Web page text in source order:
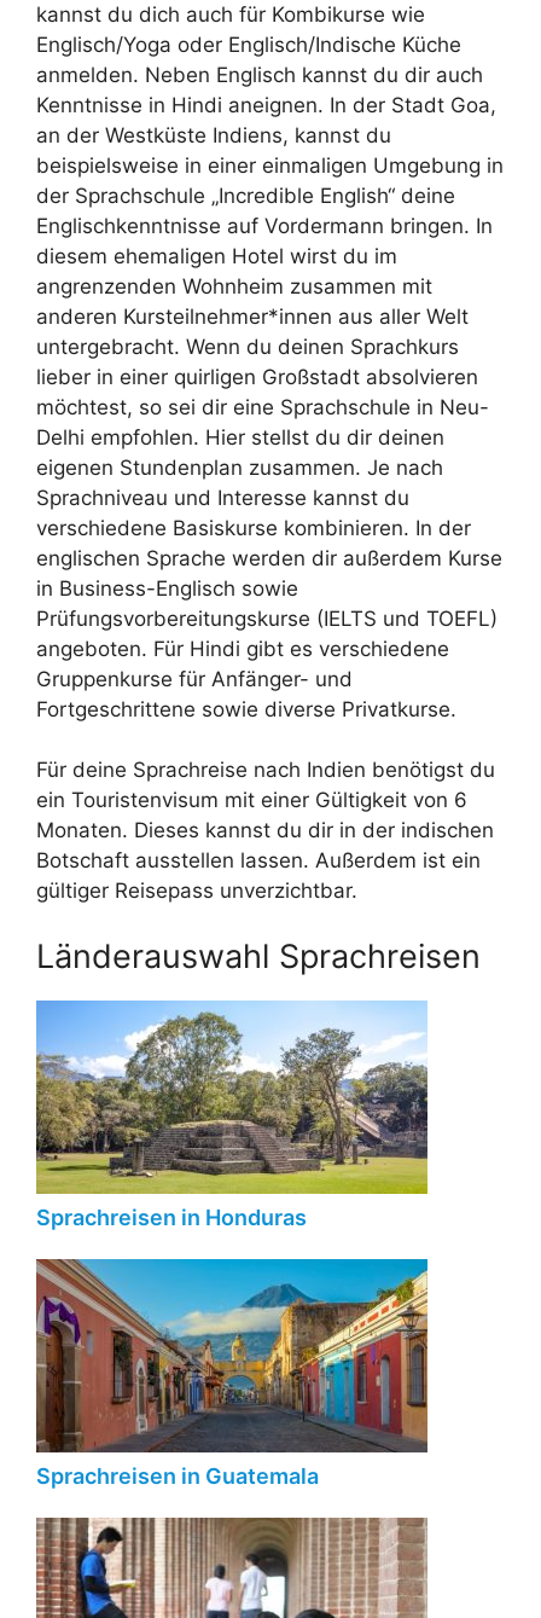
kannst du dich auch für Kombikurse wie
Englisch/Yoga oder Englisch/Indische Küche
anmelden. Neben Englisch kannst du dir auch
Kenntnisse in Hindi aneignen. In der Stadt Goa,
an der Westküste Indiens, kannst du
beispielsweise in einer einmaligen Umgebung in
der Sprachschule „Incredible English“ deine
Englischkenntnisse auf Vordermann bringen. In
diesem ehemaligen Hotel wirst du im
angrenzenden Wohnheim zusammen mit
anderen Kursteilnehmer*innen aus aller Welt
untergebracht. Wenn du deinen Sprachkurs
lieber in einer quirligen Großstadt absolvieren
möchtest, so sei dir eine Sprachschule in Neu-
Delhi empfohlen. Hier stellst du dir deinen
eigenen Stundenplan zusammen. Je nach
Sprachniveau und Interesse kannst du
verschiedene Basiskurse kombinieren. In der
englischen Sprache werden dir außerdem Kurse
in Business-Englisch sowie
Prüfungsvorbereitungskurse (IELTS und TOEFL)
angeboten. Für Hindi gibt es verschiedene
Gruppenkurse für Anfänger- und
Fortgeschrittene sowie diverse Privatkurse.
Für deine Sprachreise nach Indien benötigst du
ein Touristenvisum mit einer Gültigkeit von 6
Monaten. Dieses kannst du dir in der indischen
Botschaft ausstellen lassen. Außerdem ist ein
gültiger Reisepass unverzichtbar.
Länderauswahl Sprachreisen
Sprachreisen in Honduras
Sprachreisen in Guatemala